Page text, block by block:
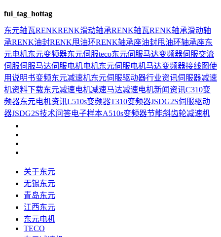
fui_tag_hottag
东元轴瓦RENKRENK滑动轴承RENK轴瓦RENK轴承滑动轴
承RENK油封RENK甩油环RENK轴承座油封甩油环轴承座东
元电机东元变频器东元伺服teco东元伺服马达变频器伺服交流
伺服伺服马达伺服电机电机东元伺服电机马达变频器接线图使
用说明书变频东元减速机东元伺服驱动器行业资讯伺服器减速
机资料下载东元减速电机减速马达减速电机新闻资讯C310变
频器东元电机资讯L510s变频器T310变频器JSDG2S伺服驱动
器JSDG2S技术问答电子样本A510s变频器节能斜齿轮减速机
关于东元
无锡东元
青岛东元
江西东元
东元电机
TECO